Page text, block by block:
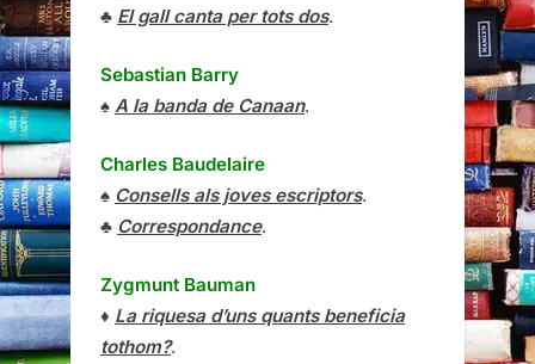
♣ El gall canta per tots dos.
Sebastian Barry
♠ A la banda de Canaan.
Charles Baudelaire
♠ Consells als joves escriptors.
♣ Correspondance.
Zygmunt Bauman
♦ La riquesa d’uns quants beneficia
tothom?.